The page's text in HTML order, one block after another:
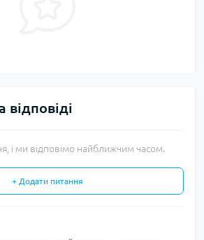
відповіді
і ми відповімо найближчим часом.
+ Додати питання